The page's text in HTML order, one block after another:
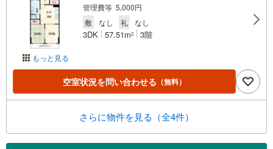
もっと見る
管理費等 5,000円
敷
なし 礼 なし
3DK 57.51m2 3階
空室状況を問い合わせる （無料）
さらに物件を見る（全4件）